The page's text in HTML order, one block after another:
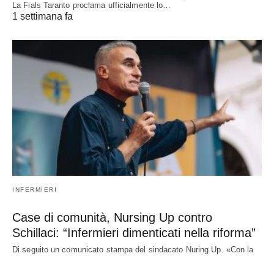
La Fials Taranto proclama ufficialmente lo…
1 settimana fa
INFERMIERI
Case di comunità, Nursing Up contro
Schillaci: “Infermieri dimenticati nella riforma”
Di seguito un comunicato stampa del sindacato Nuring Up. «Con la